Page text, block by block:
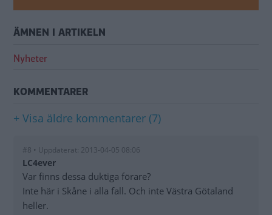
ÄMNEN I ARTIKELN
Nyheter
KOMMENTARER
+ Visa äldre kommentarer (7)
#8 • Uppdaterat: 2013-04-05 08:06
LC4ever
Var finns dessa duktiga förare?
Inte här i Skåne i alla fall. Och inte Västra Götaland
heller.